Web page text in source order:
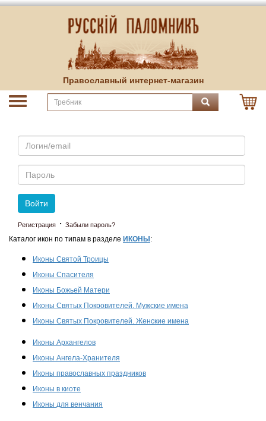
Православный интернет-магазин
Email
Пароль
Войти
Регистрация · Забыли пароль?
Каталог икон по типам в разделе ИКОНЫ :
Иконы Святой Троицы
Иконы Спасителя
Иконы Божьей Матери
Иконы Святых Покровителей. Мужские имена
Иконы Святых Покровителей. Женские имена
Иконы Архангелов
Иконы Ангела-Хранителя
Иконы православных праздников
Иконы в киоте
Иконы для венчания